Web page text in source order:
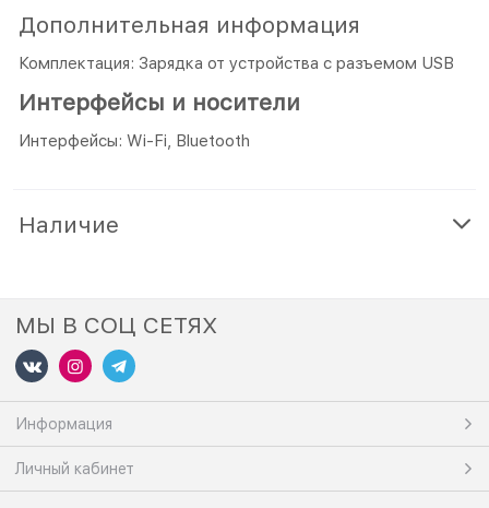
Дополнительная информация
Комплектация: Зарядка от устройства с разъемом USB
Интерфейсы и носители
Интерфейсы: Wi-Fi, Bluetooth
Наличие
МЫ В СОЦ СЕТЯХ
Информация
Личный кабинет